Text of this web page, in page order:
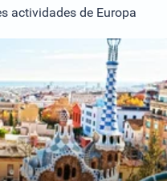
actividades de Europa